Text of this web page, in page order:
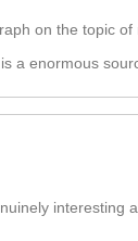
on the topic of
a enormous
interesting